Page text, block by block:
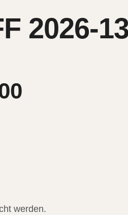
2026-
werden.